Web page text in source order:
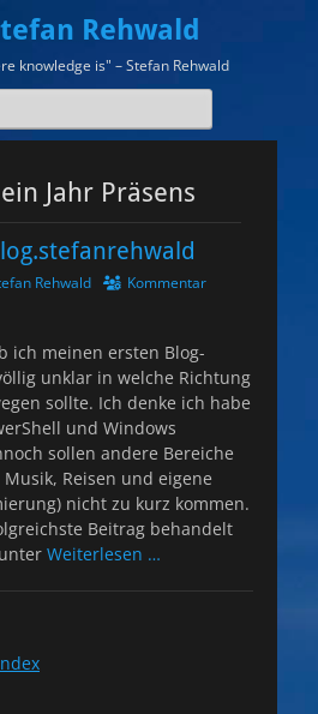
Rehwald
knowledge is" – Stefan Rehwald
ein Jahr Präsens
Rehwald
Kommentar
ich meinen ersten Blog-
unklar in welche Richtung
sollte. Ich denke ich habe
und Windows
sollen andere Bereiche
Musik, Reisen und eigene
nicht zu kurz kommen.
Beitrag behandelt
Weiterlesen …